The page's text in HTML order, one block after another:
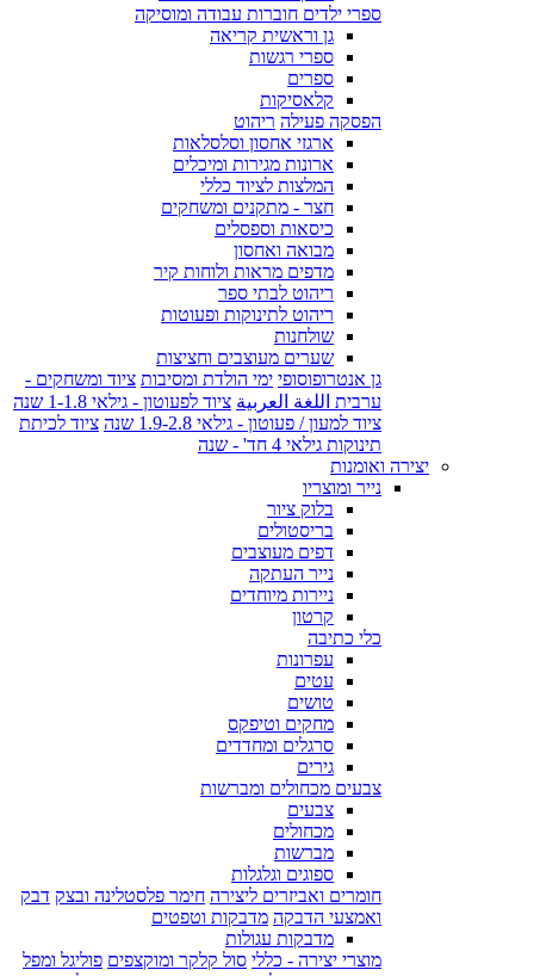
ספרי ילדים חוברות עבודה ומוסיקה
גן וראשית קריאה
ספרי רגשות
ספרים
קלאסיקות
הפסקה פעילה ריהוט
ארגזי אחסון וסלסלאות
ארונות מגירות ומיכלים
המלצות לציוד כללי
חצר - מתקנים ומשחקים
כיסאות וספסלים
מבואה ואחסון
מדפים מראות ולוחות קיר
ריהוט לבתי ספר
ריהוט לתינוקות ופעוטות
שולחנות
שערים מעוצבים וחציצות
גן אנטרופוסופי ימי הולדת ומסיבות ציוד ומשחקים -
ערבית اللغة العربية ציוד לפעוטון - גילאי 1-1.8 שנה
ציוד למעון / פעוטון - גילאי 1.9-2.8 שנה
ציוד לכיתת
תינוקות גילאי 4 חד' - שנה
יצירה ואומנות
נייר ומוצריו
בלוק ציור
בריסטולים
דפים מעוצבים
נייר העתקה
ניירות מיוחדים
קרטון
כלי כתיבה
עפרונות
עטים
טושים
מחקים וטיפקס
סרגלים ומחדדים
גירים
צבעים מכחולים ומברשות
צבעים
מכחולים
מברשות
ספוגים וגלגלות
חומרים ואביזרים ליצירה חימר פלסטלינה ובצק דבק
ואמצעי הדבקה מדבקות וטפטים
מדבקות עגולות
מוצרי יצירה - כללי סול קלקר ומוקצפים פוליגל ומפל